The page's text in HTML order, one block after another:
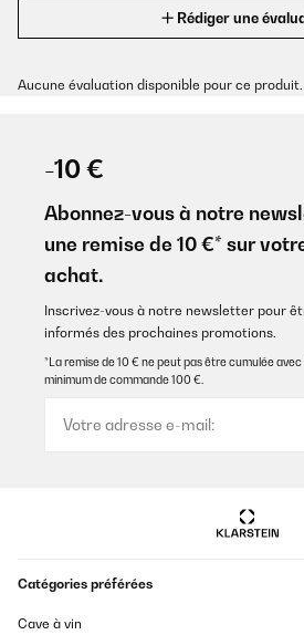
Rédiger une
Aucune évaluation disponible pour ce produit.
-10 €
Abonnez-vous à notre
une remise de 10 €* sur
achat.
Inscrivez-vous à notre newsletter pour
informés des prochaines promotions.
*La remise de 10 € ne peut pas être cumulée
minimum de commande 100 €.
Catégories préférées
Cave à vin